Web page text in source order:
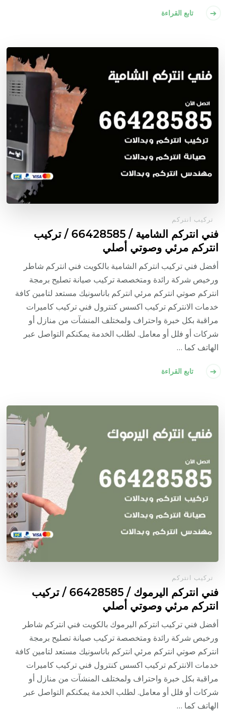
تابع القراءة
تركيب انتركم
فني انتركم الشامية / 66428585 / تركيب
انتركم مرئي وصوتي أصلي
أفضل فني تركيب انتركم الشامية بالكويت فني انتركم شاطر
ورخيص شركة رائدة ومتخصصة تركيب صيانة تصليح برمجة
انتركم صوتي انتركم مرئي انتركم باناسونيك مستعد لتامين كافة
خدمات الانتركم تركيب اكسس كنترول فني تركيب كاميرات
مراقبة بكل خبرة واحتراف ولمختلف المنشآت من منازل أو
شركات أو فلل أو معامل. لطلب الخدمة يمكنكم التواصل عبر
الهاتف كما …
تابع القراءة
تركيب انتركم
فني انتركم اليرموك / 66428585 / تركيب
انتركم مرئي وصوتي أصلي
أفضل فني تركيب انتركم اليرموك بالكويت فني انتركم شاطر
ورخيص شركة رائدة ومتخصصة تركيب صيانة تصليح برمجة
انتركم صوتي انتركم مرئي انتركم باناسونيك مستعد لتامين كافة
خدمات الانتركم تركيب اكسس كنترول فني تركيب كاميرات
مراقبة بكل خبرة واحتراف ولمختلف المنشآت من منازل أو
شركات أو فلل أو معامل. لطلب الخدمة يمكنكم التواصل عبر
الهاتف كما …